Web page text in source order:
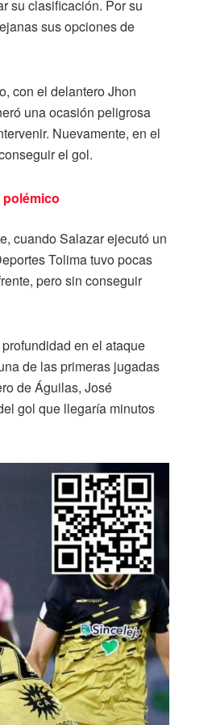
su clasificación. Por su
sus opciones de
con el delantero Jhon
una ocasión peligrosa
Nuevamente, en el
el gol.
polémico
cuando Salazar ejecutó un
Tolima tuvo pocas
pero sin conseguir
en el ataque
de las primeras jugadas
de Águilas, José
gol que llegaría minutos